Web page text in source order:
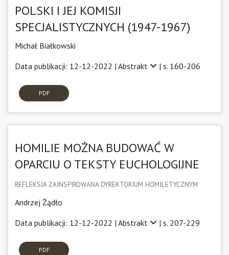
POLSKI I JEJ KOMISJI
SPECJALISTYCZNYCH (1947-1967)
Michał Białkowski
Data publikacji: 12-12-2022 | Abstrakt | s. 160-206
PDF
HOMILIE MOŻNA BUDOWAĆ W
OPARCIU O TEKSTY EUCHOLOGIJNE
REFLEKSJA ZAINSPIROWANA DYREKTORIUM HOMILETYCZNYM
Andrzej Żądło
Data publikacji: 12-12-2022 | Abstrakt | s. 207-229
PDF